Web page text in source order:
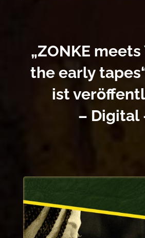
„ZONKE meets
the early
ist
– Digital